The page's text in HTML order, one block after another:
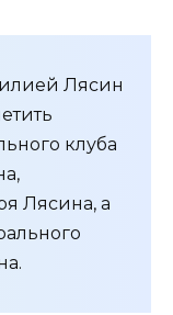
Лясин
клуба
Лясина, а